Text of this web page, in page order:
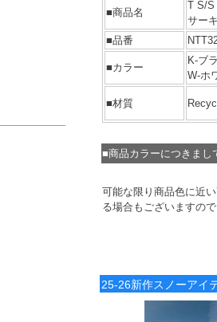
■商品名
T S/S
サー
■品番
■カラー
K-ブ
W-ホ
■材質
■商品カラーにつきまし
可能な限り商品色に近
る場合もございますの
25-26新作スノーアイ